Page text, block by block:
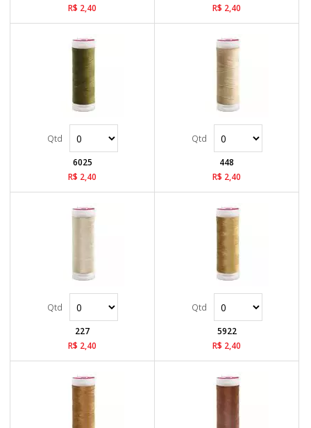
R$ 2,40 R$ 2,40
6025
R$ 2,40
448
R$ 2,40
227
R$ 2,40
5922
R$ 2,40